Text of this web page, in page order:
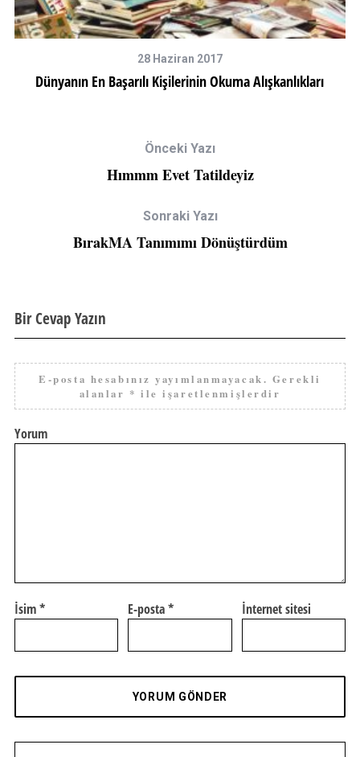
28 Haziran 2017
Dünyanın En Başarılı Kişilerinin Okuma Alışkanlıkları
Önceki Yazı
Hımmm Evet Tatildeyiz
Sonraki Yazı
BırakMA Tanımımı Dönüştürdüm
Bir Cevap Yazın
E-posta hesabınız yayımlanmayacak. Gerekli
alanlar * ile işaretlenmişlerdir
Yorum
İsim* E-posta* İnternet sitesi